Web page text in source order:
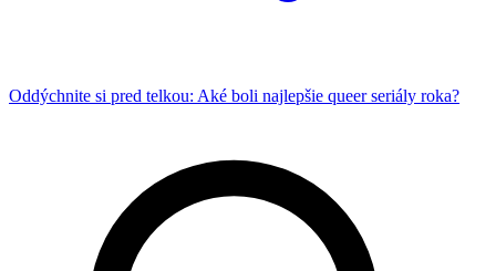
Oddýchnite si pred telkou: Aké boli najlepšie queer seriály roka?